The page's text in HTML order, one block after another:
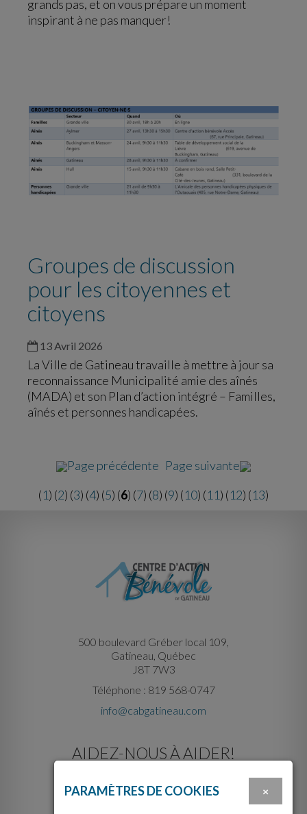
grands pas, et on vous prépare un moment
inspirant à ne pas manquer!
Groupes de discussion
pour les citoyennes et
citoyens
13 Avril 2026
La Ville de Gatineau travaille à mettre à jour sa
reconnaissance Municipalité amie des aînés
(MADA) et son Plan d’action intégré – Familles,
aînés et personnes handicapées.
Page précédente Page suivante
(1) (2) (3) (4) (5) (6) (7) (8) (9) (10) (11) (12) (13)
500 boulevard Gréber local 109,
Gatineau, Québec
J8T 7W3
Téléphone : 819 568-0747
info@cabgatineau.com
AIDEZ-NOUS À AIDER!
×
PARAMÈTRES DE COOKIES